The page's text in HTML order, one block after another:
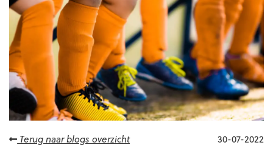
Terug naar blogs overzicht
30-07-2022